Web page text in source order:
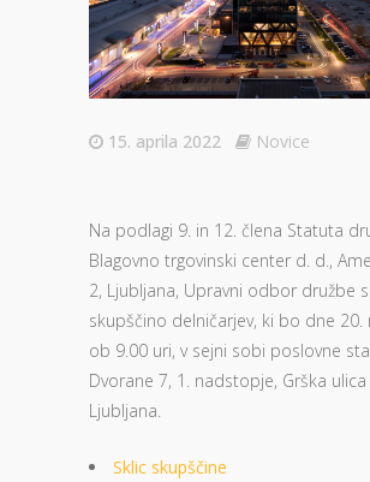
15. aprila 2022 Novice
Na podlagi 9. in 12. člena Statuta
Blagovno trgovinski center d. d.,
2, Ljubljana, Upravni odbor družbe
skupščino delničarjev, ki bo dne 20.
ob 9.00 uri, v sejni sobi poslovne
Dvorane 7, 1. nadstopje, Grška ulica
Ljubljana.
Sklic skupščine